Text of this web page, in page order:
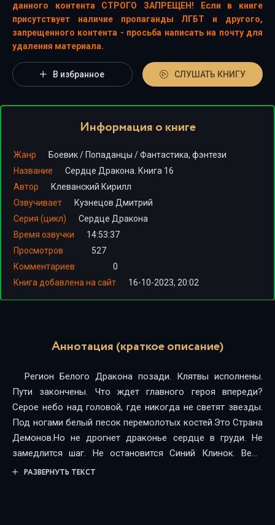
данного контента СТРОГО ЗАПРЕЩЕН! Если в книге
присутствует наличие пропаганды ЛГБТ и другого,
запрещенного контента - просьба написать на почту для
удаления материала.
В избранное СЛУШАТЬ КНИГУ
Информация о книге
Жанр Боевик/ Попаданцы /Фантастика, фэнтези
Название
Сердце Дракона. Книга 16
Автор
Клеванский Кирилл
Озвучивает
Кузнецов Дмитрий
Серия (цикл)
Сердце Дракона
Время озвучки
14:53:37
Просмотров
527
Комментариев
0
Книга добавлена на сайт
16-10-2023, 20:02
Аннотация (краткое описание)
Регион Белого Дракона позади. Клятвы исполнены.
Пути закончены. Что ждет главного героя впереди?
Серое небо над головой, где никогда не светят звезды.
Под ногами белый песок перемолотых костей.Это Страна
Демонов.Но не дрогнет драконье сердце в груди. Не
замедлится шаг. Не остановится Синий Клинок. Ведь
снова сияет воля в глазах Хаджара Дархана, Ветра
РАЗВЕРНУТЬ ТЕКСТ